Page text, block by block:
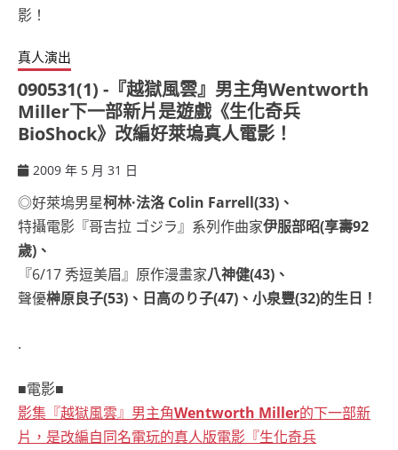
真人演出
090531(1) -『越獄風雲』男主角Wentworth
Miller下一部新片是遊戲《生化奇兵
BioShock》改編好萊塢真人電影！
2009 年 5 月 31 日
◎好萊塢男星柯林·法洛 Colin Farrell(33)、
特攝電影『哥吉拉 ゴジラ』系列作曲家伊服部昭(享壽92
歲)、
『6/17 秀逗美眉』原作漫畫家八神健(43)、
聲優榊原良子(53)、日高のり子(47)、小泉豐(32)的生日！
.
■電影■
影集『越獄風雲』男主角Wentworth Miller的下一部新
片，是改編自同名電玩的真人版電影『生化奇兵